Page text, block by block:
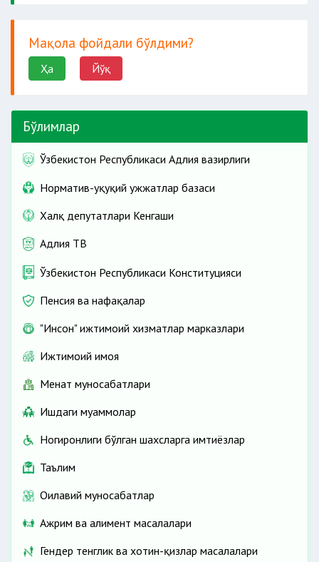
тартибда биринчи ёки иккинчи гуруҳ
ногиронлари деб топилган шахслар.
Мақола фойдали бўлдими?
Ҳа Йўқ
Бўлимлар
Ўзбекистон Республикаси Адлия вазирлиги
Норматив-ҳуқуқий ҳужжатлар базаси
Халқ депутатлари Кенгаши
Адлия ТВ
Ўзбекистон Республикаси Конституцияси
Пенсия ва нафақалар
"Инсон" ижтимоий хизматлар марказлари
Ижтимоий ҳимоя
Меҳнат муносабатлари
Ишдаги муаммолар
Ногиронлиги бўлган шахсларга имтиёзлар
Таълим
Оилавий муносабатлар
Ажрим ва алимент масалалари
Гендер тенглик ва хотин-қизлар масалалари